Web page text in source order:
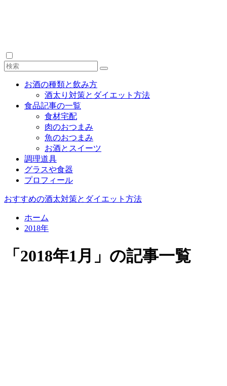
お酒の種類と飲み方
酒太り対策とダイエット方法
食品記事の一覧
食材宅配
肉のおつまみ
魚のおつまみ
お酒とスイーツ
調理道具
グラスや食器
プロフィール
おすすめの酒太対策とダイエット方法
ホーム
2018年
「2018年1月」の記事一覧